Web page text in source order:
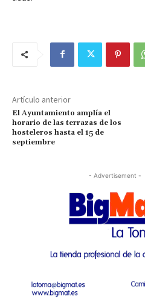
Artículo anterior
El Ayuntamiento amplía el
horario de las terrazas de los
hosteleros hasta el 15 de
septiembre
- Advertisement -